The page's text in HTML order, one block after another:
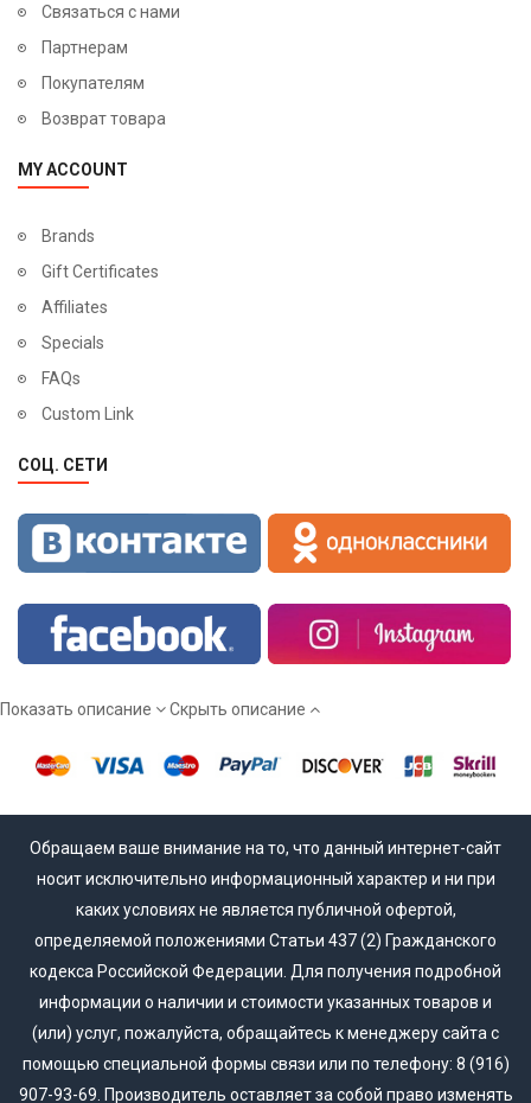
Связаться с нами
Партнерам
Покупателям
Возврат товара
MY ACCOUNT
Brands
Gift Certificates
Affiliates
Specials
FAQs
Custom Link
СОЦ. СЕТИ
Показать описание Скрыть описание
Обращаем ваше внимание на то, что данный интернет-сайт
носит исключительно информационный характер и ни при
каких условиях не является публичной офертой,
определяемой положениями Статьи 437 (2) Гражданского
кодекса Российской Федерации. Для получения подробной
информации о наличии и стоимости указанных товаров и
(или) услуг, пожалуйста, обращайтесь к менеджеру сайта с
помощью специальной формы связи или по телефону: 8 (916)
907-93-69. Производитель оставляет за собой право изменять